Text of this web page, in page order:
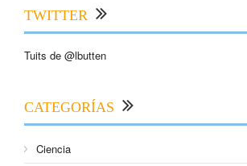
TWITTER
Tuits de @lbutten
CATEGORÍAS
Ciencia